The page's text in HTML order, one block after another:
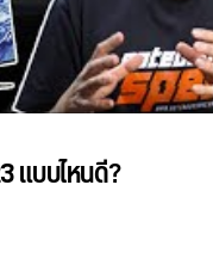
แบบไหนดี?